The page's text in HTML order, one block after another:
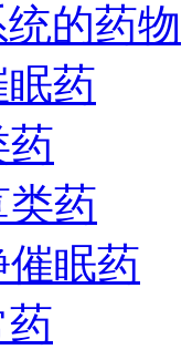
的药物
药
药
药
眠药